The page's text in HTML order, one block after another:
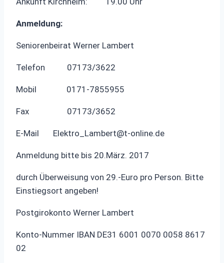
Anmeldung:
Seniorenbeirat Werner Lambert
Telefon 07173/3622
Mobil 0171-7855955
Fax 07173/3652
E-Mail Elektro_Lambert@t-online.de
Anmeldung bitte bis 20.März. 2017
durch Überweisung von 29.-Euro pro Person. Bitte
Einstiegsort angeben!
Postgirokonto Werner Lambert
Konto-Nummer IBAN DE31 6001 0070 0058 8617
02